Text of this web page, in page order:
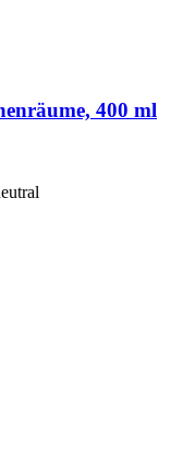
400 ml